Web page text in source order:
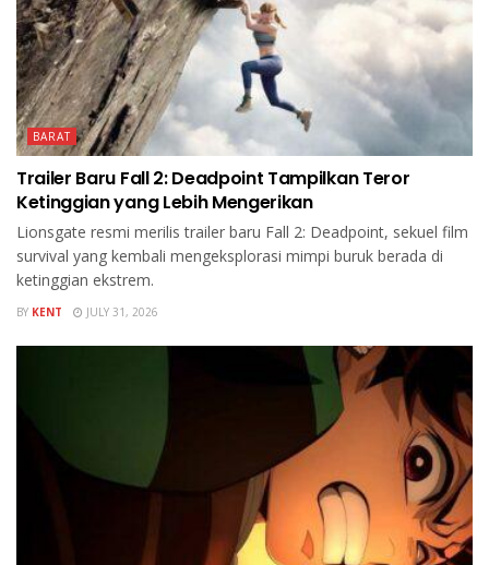
BARAT
Trailer Baru Fall 2: Deadpoint Tampilkan Teror
Ketinggian yang Lebih Mengerikan
Lionsgate resmi merilis trailer baru Fall 2: Deadpoint, sekuel film
survival yang kembali mengeksplorasi mimpi buruk berada di
ketinggian ekstrem.
BY KENT JULY 31, 2026